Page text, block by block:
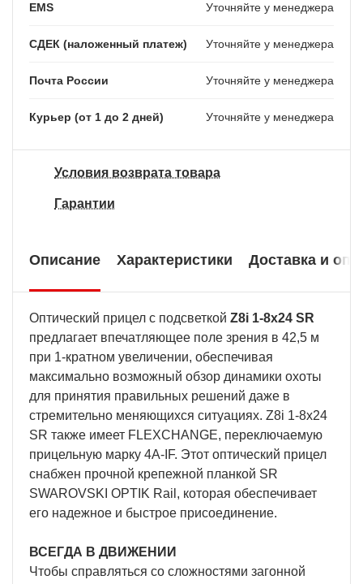
EMS Уточняйте у менеджера
СДЕК (наложенный платеж) Уточняйте у менеджера
Почта России Уточняйте у менеджера
Курьер (от 1 до 2 дней) Уточняйте у менеджера
Условия возврата товара
Гарантии
Описание Характеристики Доставка и
Оптический прицел с подсветкой Z8i 1-8x24 SR
предлагает впечатляющее поле зрения в 42,5 м
при 1-кратном увеличении, обеспечивая
максимально возможный обзор динамики охоты
для принятия правильных решений даже в
стремительно меняющихся ситуациях. Z8i 1-8x24
SR также имеет FLEXCHANGE, переключаемую
прицельную марку 4A-IF. Этот оптический прицел
снабжен прочной крепежной планкой SR
SWAROVSKI OPTIK Rail, которая обеспечивает
его надежное и быстрое присоединение.
ВСЕГДА В ДВИЖЕНИИ
Чтобы справляться со сложностями загонной